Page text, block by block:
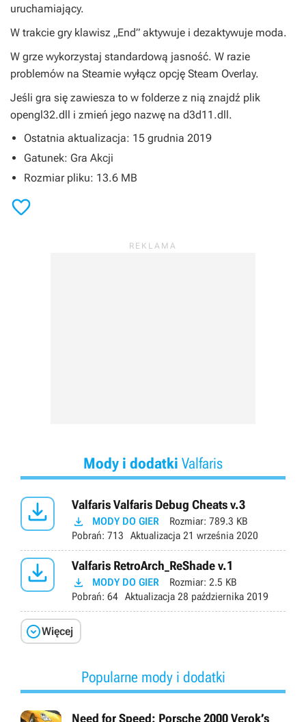
uruchamiający.
W trakcie gry klawisz „End” aktywuje i dezaktywuje moda.
W grze wykorzystaj standardową jasność. W razie
problemów na Steamie wyłącz opcję Steam Overlay.
Jeśli gra się zawiesza to w folderze z nią znajdź plik
opengl32.dll i zmień jego nazwę na d3d11.dll.
Ostatnia aktualizacja: 15 grudnia 2019
Gatunek: Gra Akcji
Rozmiar pliku: 13.6 MB

Mody i dodatki Valfaris
 Valfaris Valfaris Debug Cheats v.3
 MODY DO GIER Rozmiar: 789.3 KB
Pobrań: 713 Aktualizacja 21 września 2020
 Valfaris RetroArch_ReShade v.1
 MODY DO GIER Rozmiar: 2.5 KB
Pobrań: 64 Aktualizacja 28 października 2019
Więcej
Popularne mody i dodatki
Need for Speed: Porsche 2000 Verok’s